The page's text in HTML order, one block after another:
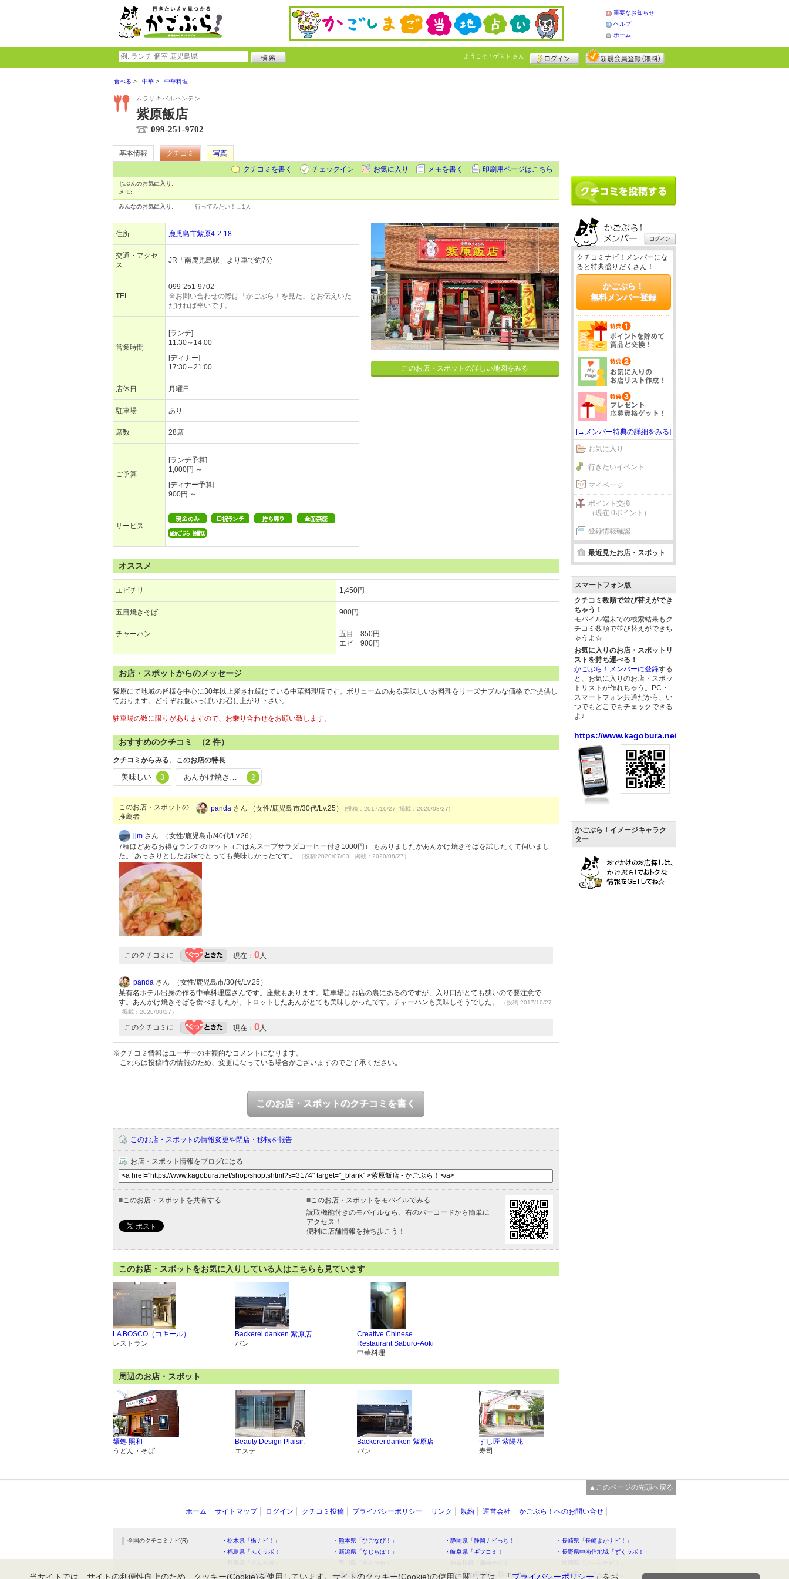
重要なお知らせ
ヘルプ
ホーム
ようこそ！ ゲスト さん
食べる 中華 中華料理
ムラサキバルハンテン
紫原飯店
099-251-9702
基本情報 クチコミ
写真
クチコミを書く
チェックイン お気に入り メモを書く 印刷用ページはこちら
じぶんのお気に入り:
メモ:
みんなのお気に入り: 行ってみたい！… 1人
住所 鹿児島市紫原4-2-18
交通・アクセ
ス
JR「南鹿児島駅」より車で約7分
TEL
099-251-9702
※お問い合わせの際は「かごぶら！を見た」とお伝えいた
だければ幸いです。
営業時間
[ランチ]
11:30～14:00
[ディナー]
17:30～21:00
店休日 月曜日
駐車場 あり
席数 28席
ご予算
[ランチ予算]
1,000円 ～
[ディナー予算]
900円 ～
サービス
このお店・スポットの詳しい地図をみる
オススメ
エビチリ 1,450円
五目焼きそば 900円
チャーハン
五目 850円
エビ 900円
お店・スポットからのメッセージ
紫原にて地域の皆様を中心に30年以上愛され続けている中華料理店です。ボリュームのある美味しいお料理をリーズナブルな価格でご提供し
ております。どうぞお腹いっぱいお召し上がり下さい。
駐車場の数に限りがありますので、お乗り合わせをお願い致します。
おすすめのクチコミ （2 件）
クチコミからみる、このお店の特長
美味しい 3 あんかけ焼きそば 2
このお店・スポットの
推薦者
panda さん （女性/鹿児島市/30代/Lv.25） (投稿：2017/10/27 掲載：2020/08/27)
jjm さん （女性/鹿児島市/40代/Lv.26）
7種ほどあるお得なランチのセット（ごはんスープサラダコーヒー付き1000円） もありましたがあんかけ焼きそばを試したくて伺いまし
た。 あっさりとしたお味でとっても美味しかったです。
（投稿:2020/07/03 掲載：2020/08/27）
このクチコミに 現在： 0 人
panda さん （女性/鹿児島市/30代/Lv.25）
某有名ホテル出身の作る中華料理屋さんです。座敷もあります。駐車場はお店の裏にあるのですが、入り口がとても狭いので要注意で
す。あんかけ焼きそばを食べましたが、トロットしたあんがとても美味しかったです。チャーハンも美味しそうでした。
（投稿:2017/10/27
掲載：2020/08/27）
このクチコミに 現在： 0 人
※クチコミ情報はユーザーの主観的なコメントになります。
これらは投稿時の情報のため、変更になっている場合がございますのでご了承ください。
このお店・スポットのクチコミを書く
このお店・スポットの情報変更や閉店・移転を報告
お店・スポット情報をブログにはる
■ このお店・スポットを共有する ■ このお店・スポットをモバイルでみる
読取機能付きのモバイルなら、右のバーコードから簡単に
アクセス！
便利に店舗情報を持ち歩こう！
このお店・スポットをお気に入りしている人はこちらも見ています
LA BOSCO（コキール）
レストラン
Backerei danken 紫原店
パン
Creative Chinese
Restaurant Saburo-Aoki
中華料理
周辺のお店・スポット
麺処 照和
うどん・そば
Beauty Design Plaisir.
エステ
Backerei danken 紫原店
パン
すし匠 紫陽花
寿司
クチコミナビ！メンバーにな
ると特典盛りだくさん！
かごぶら！
無料メンバー登録
[→メンバー特典の詳細をみる]
お気に入り
行きたいイベント
マイページ
ポイント交換
（現在 0ポイント）
登録情報確認
最近見たお店・スポット
スマートフォン版
クチコミ数順で並び替えができ
ちゃう！
モバイル端末での検索結果もク
チコミ数順で並び替えができち
ゃうよ☆
お気に入りのお店・スポットリ
ストを持ち運べる！
かごぶら！メンバーに登録する
と、お気に入りのお店・スポッ
トリストが作れちゃう。PC・
スマートフォン共通だから、い
つでもどこでもチェックできる
よ♪
https://www.kagobura.net/
かごぶら！イメージキャラク
ター
▲このページの先頭へ戻る
ホーム サイトマップ ログイン クチコミ投稿 プライバシーポリシー リンク 規約 運営会社 かごぶら！へのお問い合せ
全国のクチコミナビ(R) ・栃木県「栃ナビ！」 ・熊本県「ひごなび！」 ・静岡県「静岡ナビっち！」
・長崎県「長崎よかナビ！」
・福島県「ふくラボ！」
・新潟県「なじらぼ！」 ・岐阜県「ギフコミ！」
・長野県中南信地域「ずくラボ！」
・石川県「金沢ラボ！」
・鹿児島県「かごぶら！」 ・埼玉県北部地域「彩北なび！」 ・高知県「こうちドン！」
当サイトでは、サイトの利便性向上のため、クッキー(Cookie)を使用しています。サイトのクッキー(Cookie)の使用に関しては、「プライバシーポリシー 」をお